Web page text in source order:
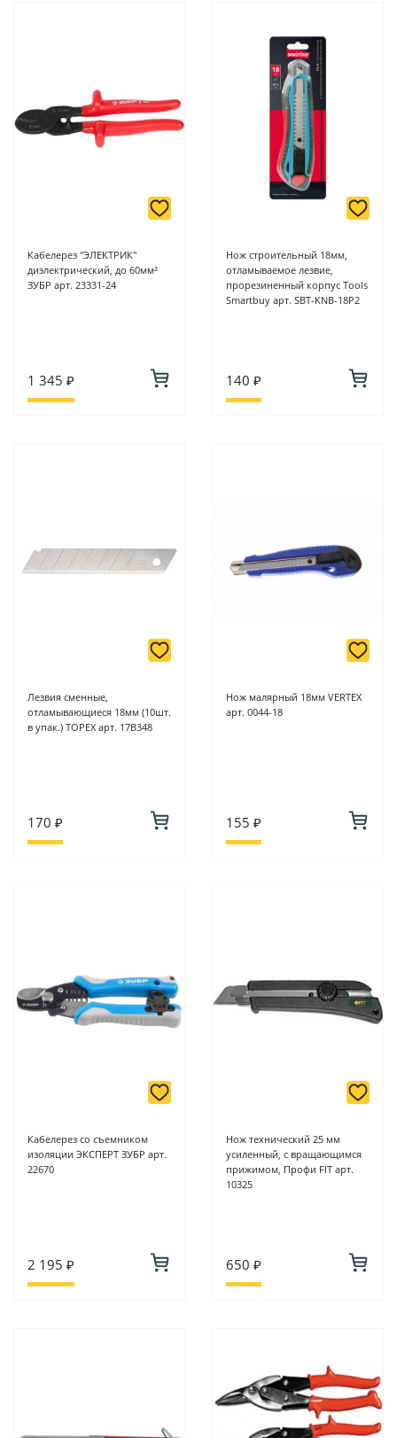
Кабелерез "ЭЛЕКТРИК"
диэлектрический, до 60мм²
ЗУБР арт. 23331-24
1 345 ₽
Нож строительный 18мм,
отламываемое лезвие,
прорезиненный корпус Tools
Smartbuy арт. SBT-KNB-18P2
140 ₽
Лезвия сменные,
отламывающиеся 18мм (10шт.
в упак.) ТОРЕХ арт. 17В348
170 ₽
Нож малярный 18мм VERTEX
арт. 0044-18
155 ₽
Кабелерез со съемником
изоляции ЭКСПЕРТ ЗУБР арт.
22670
2 195 ₽
Нож технический 25 мм
усиленный, с вращающимся
прижимом, Профи FIT арт.
10325
650 ₽